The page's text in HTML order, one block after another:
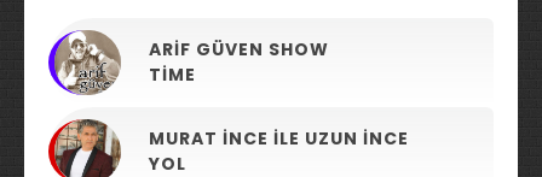
ARIF GÜVEN SHOW
TIME
MURAT İNCE ILE UZUN İNCE
YOL